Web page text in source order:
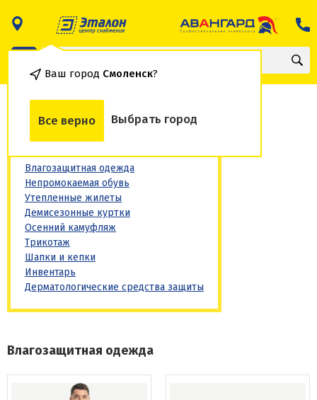
Ваш город Смоленск?
Все верно Выбрать город
Осенняя одежда
Влагозащитная одежда
Непромокаемая обувь
Утепленные жилеты
Демисезонные куртки
Осенний камуфляж
Трикотаж
Шапки и кепки
Инвентарь
Дерматологические средства защиты
Влагозащитная одежда